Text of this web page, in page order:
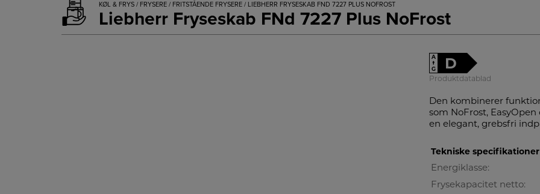
KØL & FRYS / FRYSERE / FRITSTÅENDE FRYSERE / LIEBHERR FRYSESKAB FND 7227 PLUS NOFROST
Liebherr Fryseskab FNd 7227 Plus NoFrost
A
↑
G
D
Produktdatablad
Den kombinerer
som NoFrost,
en elegant, grebsfri
Tekniske specifikationer
Energiklasse:
Frysekapacitet netto: